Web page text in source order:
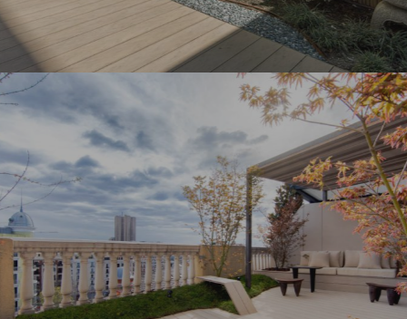
POZUELO DE ALARCÓN